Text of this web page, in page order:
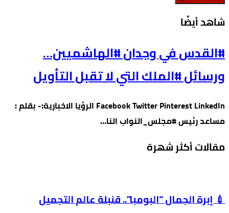
‫شاهد أيضًا‬
#القدس في وجدان #الهاشميين…
ورسائل #الملك التي لا تقبل التأويل
Facebook Twitter Pinterest LinkedIn الرؤيا الاخبارية:- بقلم :
مساعد رئيس #مجلس_النواب النا…
مقالات أكثر شهرة
💉 إبرة الجمال “البومبا”.. قنبلة عالم التجميل